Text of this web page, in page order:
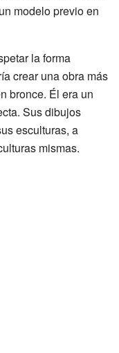
modelo previo en
la forma
crear una obra más
bronce. Él era un
Sus dibujos
esculturas, a
mismas.